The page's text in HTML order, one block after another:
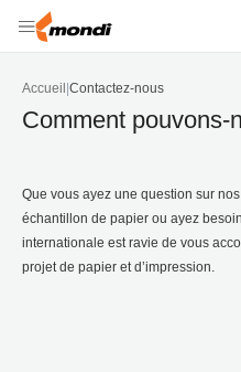
Accueil Contactez-nous
Comment pouvons-
Que vous ayez une question sur
échantillon de papier ou ayez
internationale est ravie de vous
projet de papier et d’impression.